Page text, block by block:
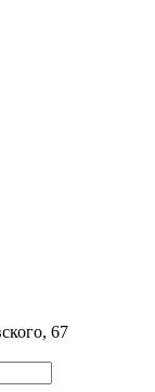
67